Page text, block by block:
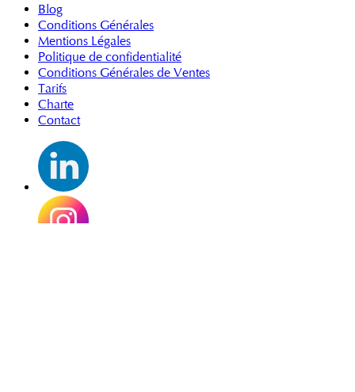
Blog
Conditions Générales
Mentions Légales
Politique de confidentialité
Conditions Générales de Ventes
Tarifs
Charte
Contact